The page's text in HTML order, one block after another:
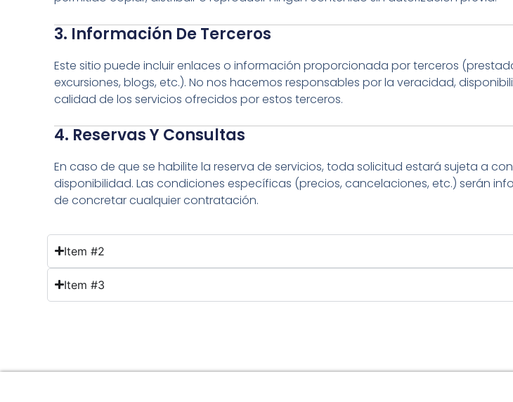
3. Información De Terceros
Este sitio puede incluir enlaces o información proporcionada por terceros
excursiones, blogs, etc.). No nos hacemos responsables por la veracidad,
calidad de los servicios ofrecidos por estos terceros.
4. Reservas Y Consultas
En caso de que se habilite la reserva de servicios, toda solicitud estará sujeta a
disponibilidad. Las condiciones específicas (precios, cancelaciones, etc.) serán
de concretar cualquier contratación.
Item #2
Item #3